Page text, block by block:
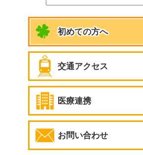
初めての方へ
交通アクセス
医療連携
お問い合わせ